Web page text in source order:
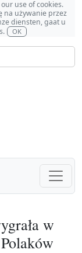
use of cookies.
na używanie przez
diensten, gaat u
OK
w